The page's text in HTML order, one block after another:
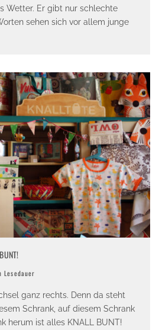
Wetter. Er gibt nur schlechte
sehen sich vor allem junge
Lesedauer
ganz rechts. Denn da steht
Schrank, auf diesem Schrank
herum ist alles KNALL BUNT!